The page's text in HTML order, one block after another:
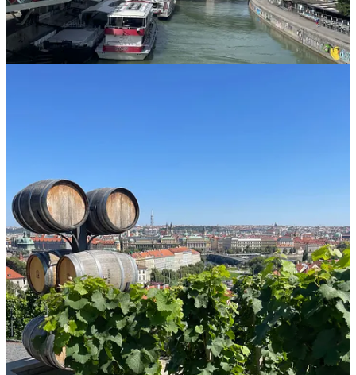
constante. Entre el nacimiento y la muerte, paseamos por umbrales
grandes y pequeños, visibles e invisibles. Hay que aprender a
habitarlos con grit & grace, con consciencia, con la reverencia que
merecen.
“La cultura es la memoria de una organización. Si se
pierde, se pierde todo.” – Michael Morris
📚 Libros que entienden el poder de los
espacios liminales
“Managing Transitions” deWilliam Bridges (la biblia de las
transiciones organizacionales)